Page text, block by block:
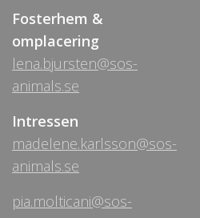
Fosterhem &
omplacering
lena.bjursten@sos-
animals.se
Intressen
madelene.karlsson@sos-
animals.se
pia.molticani@sos-